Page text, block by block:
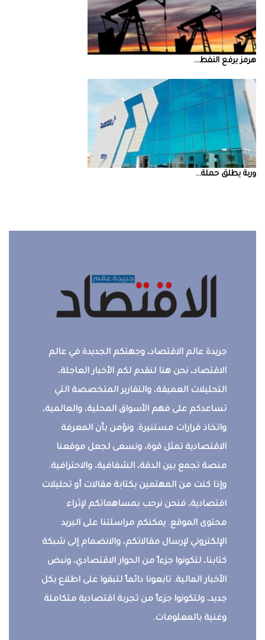
‮‬هرمز‮‬‭ ‬يرفع‭ ‬النفط‭ ...
‮‬وربة‮‬‭ ‬يطلق‭ ‬حملة‭ ...
جريدة عالم الاقتصاد، وجهتكم الجديدة في عالم
الاقتصاد، نحن هنا لنقدم لكم الأخبار العاجلة،
التحليلات العميقة، والتقارير المتخصصة التي
تساعدكم على فهم الأسواق المحلية، والعالمية،
واتخاذ قرارات مستنيرة. ونؤمن بأن المعرفة
الاقتصادية تمثل قوة، ونسعى لجعل موقعنا
منصة تجمع بين الدقة، الشفافية، والاحترافية.
وإذا كنت من المهتمين بكتابة مقالات أو تحليلات
اقتصادية، فنحن نرحب بمساهماتكم لإثراء
محتوى الموقع. يمكنكم مراسلتنا على البريد
الإلكتروني لإرسال مقالاتكم، والانضمام إلى شبكة
كتابنا، لتكونوا جزءاً من الحوار الاقتصادي، ونبض
الأخبار المالية. تابعونا دائماً لتبقوا على اطلاع بكل
جديد، ولتكونوا جزءاً من تجربة اقتصادية متكاملة
وغنية بالمعلومات.